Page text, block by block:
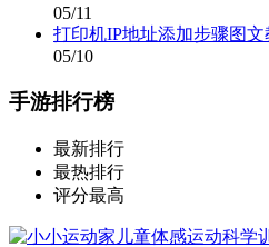
05/11
打印机IP地址添加步骤图文
05/10
手游排行榜
最新排行
最热排行
评分最高